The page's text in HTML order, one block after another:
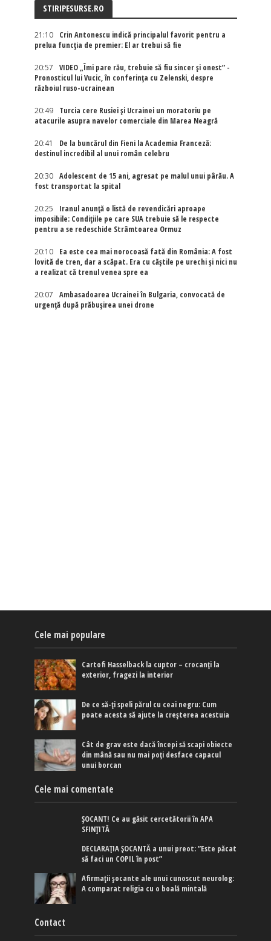
STIRIPESURSE.RO
21:10
Crin Antonescu indică principalul favorit pentru a
prelua funcția de premier: El ar trebui să fie
20:57
VIDEO „Îmi pare rău, trebuie să fiu sincer și onest” -
Pronosticul lui Vucic, în conferința cu Zelenski, despre
războiul ruso-ucrainean
20:49
Turcia cere Rusiei și Ucrainei un moratoriu pe
atacurile asupra navelor comerciale din Marea Neagră
20:41
De la buncărul din Fieni la Academia Franceză:
destinul incredibil al unui român celebru
20:30
Adolescent de 15 ani, agresat pe malul unui pârău. A
fost transportat la spital
20:25
Iranul anunță o listă de revendicări aproape
imposibile: Condițiile pe care SUA trebuie să le respecte
pentru a se redeschide Strâmtoarea Ormuz
20:10
Ea este cea mai norocoasă fată din România: A fost
lovită de tren, dar a scăpat. Era cu căștile pe urechi și nici nu
a realizat că trenul venea spre ea
20:07
Ambasadoarea Ucrainei în Bulgaria, convocată de
urgență după prăbușirea unei drone
Cele mai populare
Cartofi Hasselback la cuptor – crocanți la
exterior, fragezi la interior
De ce să-ți speli părul cu ceai negru: Cum
poate acesta să ajute la creșterea acestuia
Cât de grav este dacă începi să scapi obiecte
din mână sau nu mai poți desface capacul
unui borcan
Cele mai comentate
ȘOCANT! Ce au găsit cercetătorii în APA
SFINȚITĂ
DECLARAȚIA ȘOCANTĂ a unui preot: ”Este păcat
să faci un COPIL în post”
Afirmaţii şocante ale unui cunoscut neurolog:
A comparat religia cu o boală mintală
Contact